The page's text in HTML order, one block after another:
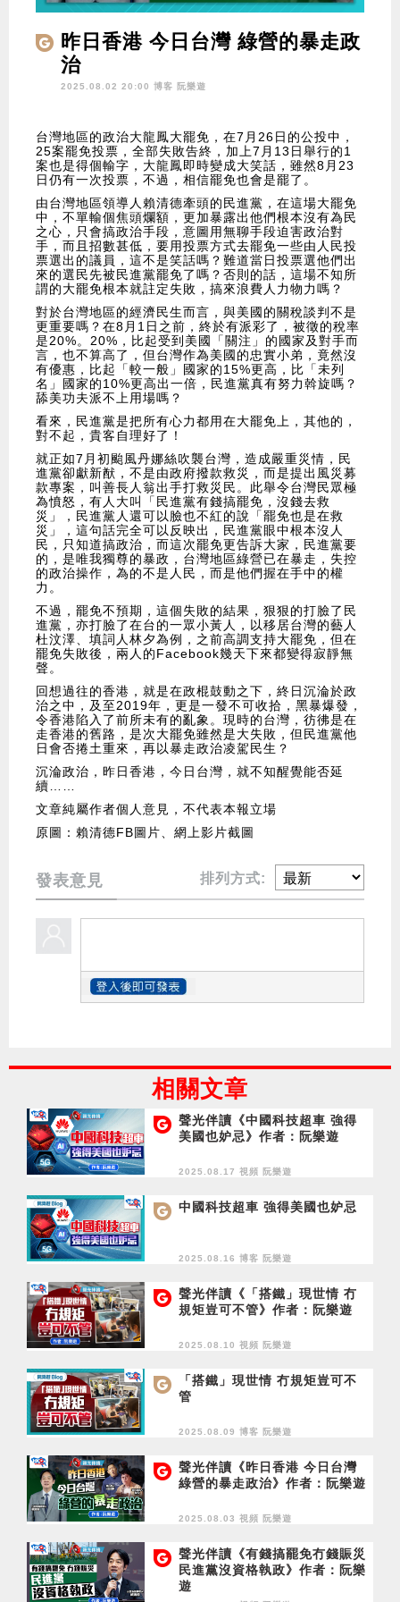
昨日香港 今日台灣 綠營的暴走政
治
2025.08.02 20:00 博客 阮樂遊
台灣地區的政治大龍鳳大罷免，在7月26日的公投中，
25案罷免投票，全部失敗告終，加上7月13日舉行的1
案也是得個輸字，大龍鳳即時變成大笑話，雖然8月23
日仍有一次投票，不過，相信罷免也會是罷了。
由台灣地區領導人賴清德牽頭的民進黨，在這場大罷免
中，不單輸個焦頭爛額，更加暴露出他們根本沒有為民
之心，只會搞政治手段，意圖用無聊手段迫害政治對
手，而且招數甚低，要用投票方式去罷免一些由人民投
票選出的議員，這不是笑話嗎？難道當日投票選他們出
來的選民先被民進黨罷免了嗎？否則的話，這場不知所
謂的大罷免根本就註定失敗，搞來浪費人力物力嗎？
對於台灣地區的經濟民生而言，與美國的關稅談判不是
更重要嗎？在8月1日之前，終於有派彩了，被徵的稅率
是20%。20%，比起受到美國「關注」的國家及對手而
言，也不算高了，但台灣作為美國的忠實小弟，竟然沒
有優惠，比起「較一般」國家的15%更高，比「未列
名」國家的10%更高出一倍，民進黨真有努力斡旋嗎？
舔美功夫派不上用場嗎？
看來，民進黨是把所有心力都用在大罷免上，其他的，
對不起，貴客自理好了！
就正如7月初颱風丹娜絲吹襲台灣，造成嚴重災情，民
進黨卻獻新猷，不是由政府撥款救災，而是提出風災募
款專案，叫善長人翁出手打救災民。此舉令台灣民眾極
為憤怒，有人大叫「民進黨有錢搞罷免，沒錢去救
災」，民進黨人還可以臉也不紅的說「罷免也是在救
災」，這句話完全可以反映出，民進黨眼中根本沒人
民，只知道搞政治，而這次罷免更告訴大家，民進黨要
的，是唯我獨尊的暴政，台灣地區綠營已在暴走，失控
的政治操作，為的不是人民，而是他們握在手中的權
力。
不過，罷免不預期，這個失敗的結果，狠狠的打臉了民
進黨，亦打臉了在台的一眾小黃人，以移居台灣的藝人
杜汶澤、填詞人林夕為例，之前高調支持大罷免，但在
罷免失敗後，兩人的Facebook幾天下來都變得寂靜無
聲。
回想過往的香港，就是在政棍鼓動之下，終日沉淪於政
治之中，及至2019年，更是一發不可收拾，黑暴爆發，
令香港陷入了前所未有的亂象。現時的台灣，彷彿是在
走香港的舊路，是次大罷免雖然是大失敗，但民進黨他
日會否捲土重來，再以暴走政治凌駕民生？
沉淪政治，昨日香港，今日台灣，就不知醒覺能否延
續……
文章純屬作者個人意見，不代表本報立場
原圖：賴清德FB圖片、網上影片截圖
發表意見 排列方式:
相關文章
聲光伴讀《中國科技超車 強得
美國也妒忌》作者：阮樂遊
2025.08.17 視頻 阮樂遊
中國科技超車 強得美國也妒忌
2025.08.16 博客 阮樂遊
聲光伴讀《「搭鐵」現世情 冇
規矩豈可不管》作者：阮樂遊
2025.08.10 視頻 阮樂遊
「搭鐵」現世情 冇規矩豈可不
管
2025.08.09 博客 阮樂遊
聲光伴讀《昨日香港 今日台灣
綠營的暴走政治》作者：阮樂遊
2025.08.03 視頻 阮樂遊
聲光伴讀《有錢搞罷免冇錢賑災
民進黨沒資格執政》作者：阮樂
遊